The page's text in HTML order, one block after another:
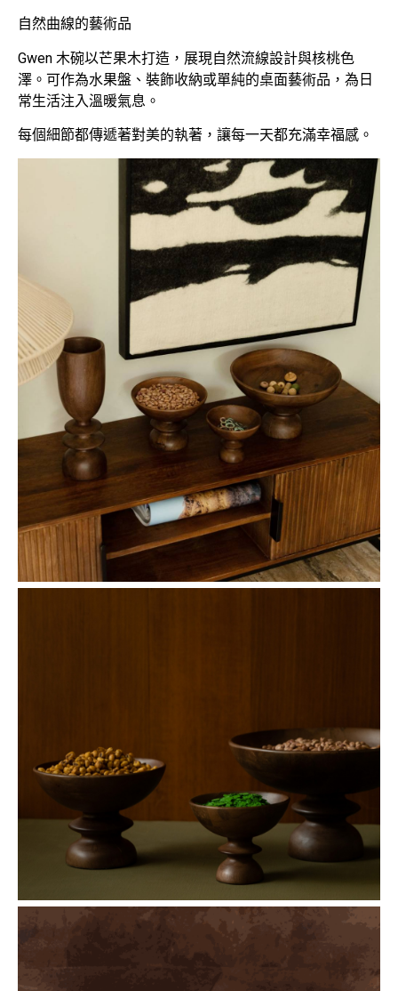
自然曲線的藝術品
Gwen 木碗以芒果木打造，展現自然流線設計與核桃色
澤。可作為水果盤、裝飾收納或單純的桌面藝術品，為日
常生活注入溫暖氣息。
每個細節都傳遞著對美的執著，讓每一天都充滿幸福感。